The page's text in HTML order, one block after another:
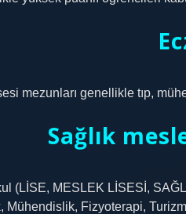
mezunları genellikle tıp,
Sağlık
(LİSE, MESLEK LİSESİ,
Mühendislik, Fizyoterapi,